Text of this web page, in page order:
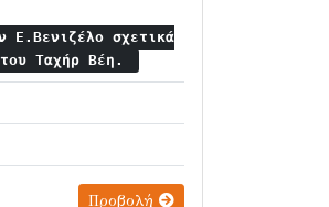
Ε.Βενιζέλο σχετικά
Ταχήρ Βέη.
Προβολή